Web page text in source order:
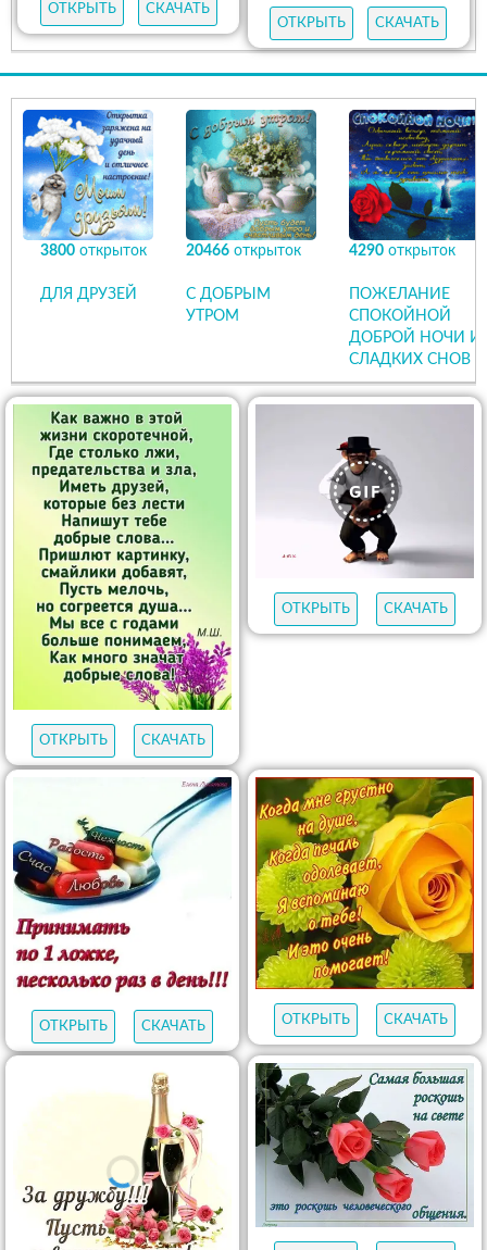
ОТКРЫТЬ
СКАЧАТЬ
ОТКРЫТЬ
СКАЧАТЬ
3800 открыток
ДЛЯ ДРУЗЕЙ
20466 открыток
С ДОБРЫМ
УТРОМ
4290 открыток
ПОЖЕЛАНИЕ
СПОКОЙНОЙ
ДОБРОЙ НОЧИ И
СЛАДКИХ СНОВ
ОТКРЫТЬ СКАЧАТЬ
ОТКРЫТЬ СКАЧАТЬ
ОТКРЫТЬ СКАЧАТЬ ОТКРЫТЬ СКАЧАТЬ